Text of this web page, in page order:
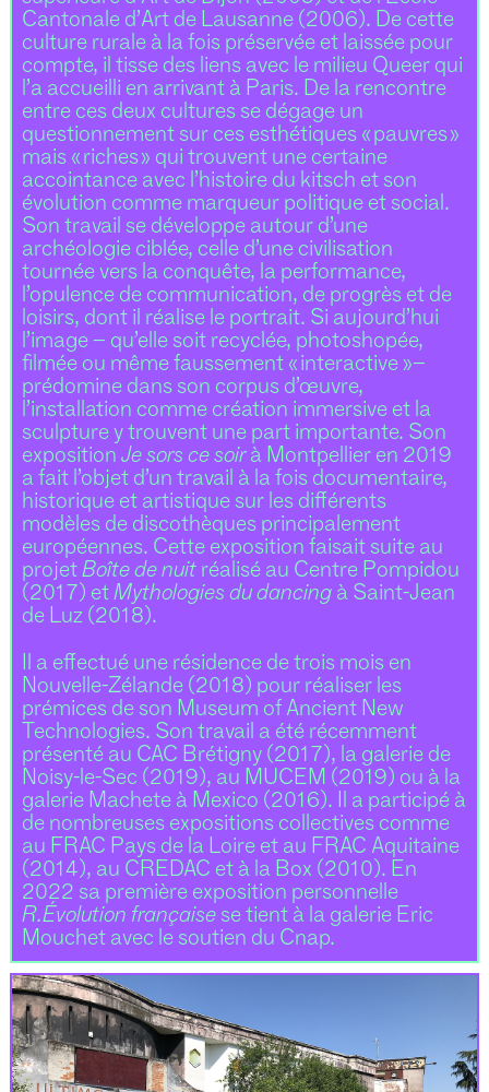
Cantonale d’Art de Lausanne (2006). De cette
culture rurale à la fois préservée et laissée pour
compte, il tisse des liens avec le milieu Queer qui
l’a accueilli en arrivant à Paris. De la rencontre
entre ces deux cultures se dégage un
questionnement sur ces esthétiques « pauvres »
mais « riches » qui trouvent une certaine
accointance avec l’histoire du kitsch et son
évolution comme marqueur politique et social.
Son travail se développe autour d’une
archéologie ciblée, celle d’une civilisation
tournée vers la conquête, la performance,
l’opulence de communication, de progrès et de
loisirs, dont il réalise le portrait. Si aujourd’hui
l’image – qu’elle soit recyclée, photoshopée,
filmée ou même faussement « interactive »–
prédomine dans son corpus d’œuvre,
l’installation comme création immersive et la
sculpture y trouvent une part importante. Son
exposition Je sors ce soirà Montpellier en 2019
a fait l’objet d’un travail à la fois documentaire,
historique et artistique sur les différents
modèles de discothèques principalement
européennes. Cette exposition faisait suite au
projet Boîte de nuitréalisé au Centre Pompidou
(2017) et Mythologies du dancingà Saint-Jean
de Luz (2018).
Il a effectué une résidence de trois mois en
Nouvelle-Zélande (2018) pour réaliser les
prémices de son Museum of Ancient New
Technologies. Son travail a été récemment
présenté au CAC Brétigny (2017), la galerie de
Noisy-le-Sec (2019), au MUCEM (2019) ou à la
galerie Machete à Mexico (2016). Il a participé à
de nombreuses expositions collectives comme
au FRAC Pays de la Loire et au FRAC Aquitaine
(2014), au CREDAC et à la Box (2010). En
2022 sa première exposition personnelle
R.Évolution françaisese tient à la galerie Eric
Mouchet avec le soutien du Cnap.